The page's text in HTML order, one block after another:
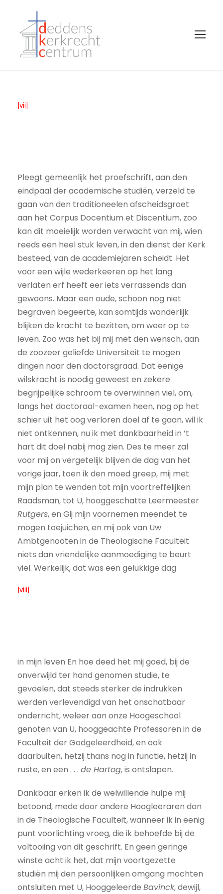
|vii|
Pleegt gemeenlijk het proefschrift, aan den
eindpaal der academische studiën, verzeld te
gaan van den traditioneelen afscheidsgroet
aan het Corpus Docentium et Discentium, zoo
kan dit moeielijk worden verwacht van mij, wien
reeds een heel stuk leven, in den dienst der Kerk
besteed, van de academiejaren scheidt. Het
voor een wijle wederkeeren op het lang
verlaten erf heeft eer iets verrassends dan
gewoons. Maar een oude, schoon nog niet
begraven begeerte, kan somtijds wonderlijk
blijken de kracht te bezitten, om weer op te
leven. Zoo was het bij mij met den wensch, aan
de zoozeer geliefde Universiteit te mogen
dingen naar den doctorsgraad. Dat eenige
wilskracht is noodig geweest en zekere
begrijpelijke schroom te overwinnen viel, om,
langs het doctoraal-examen heen, nog op het
schier uit het oog verloren doel af te gaan, wil ik
niet ontkennen, nu ik met dankbaarheid in ’t
hart dit doel nabij mag zien. Des te meer zal
voor mij on vergetelijk blijven de dag van het
vorige jaar, toen ik den moed greep, mij met
mijn plan te wenden tot mijn voortreffelijken
Raadsman, tot U, hooggeschatte Leermeester
Rutgers, en Gij mijn voornemen meendet te
mogen toejuichen, en mij ook van Uw
Ambtgenooten in de Theologische Faculteit
niets dan vriendelijke aanmoediging te beurt
viel. Werkelijk, dat was een gelukkige dag
|viii|
in mijn leven En hoe deed het mij goed, bij de
onverwijld ter hand genomen studie, te
gevoelen, dat steeds sterker de indrukken
werden verlevendigd van het onschatbaar
onderricht, weleer aan onze Hoogeschool
genoten van U, hooggeachte Professoren in de
Faculteit der Godgeleerdheid, en ook
daarbuiten, hetzij thans nog in functie, hetzij in
ruste, en een . . . de Hartog, is ontslapen.
Dankbaar erken ik de welwillende hulpe mij
betoond, mede door andere Hoogleeraren dan
in de Theologische Faculteit, wanneer ik in eenig
punt voorlichting vroeg, die ik behoefde bij de
voltooiing van dit geschrift. En geen geringe
winste acht ik het, dat mijn voortgezette
studiën mij den persoonlijken omgang mochten
ontsluiten met U, Hooggeleerde Bavinck, dewijl,